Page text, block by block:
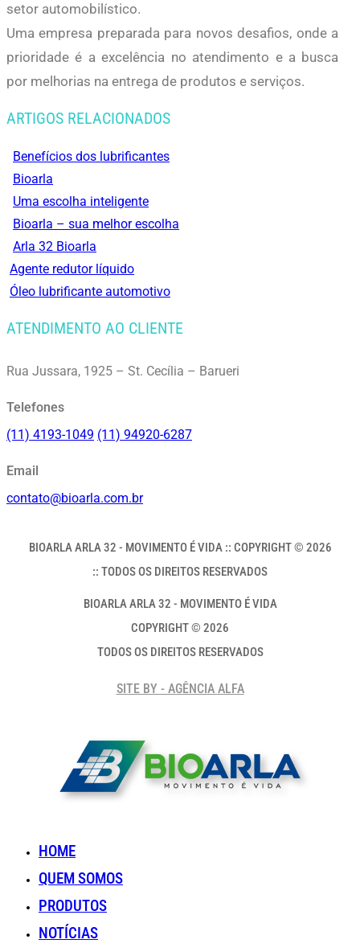
setor automobilístico.
Uma empresa preparada para novos desafios, onde a
prioridade é a excelência no atendimento e a busca
por melhorias na entrega de produtos e serviços.
ARTIGOS RELACIONADOS
Benefícios dos lubrificantes
Bioarla
Uma escolha inteligente
Bioarla – sua melhor escolha
Arla 32 Bioarla
Agente redutor líquido
Óleo lubrificante automotivo
ATENDIMENTO AO CLIENTE
Rua Jussara, 1925 – St. Cecília – Barueri
Telefones
(11) 4193-1049 (11) 94920-6287
Email
contato@bioarla.com.br
BIOARLA ARLA 32 - MOVIMENTO É VIDA :: COPYRIGHT © 2026
:: TODOS OS DIREITOS RESERVADOS
BIOARLA ARLA 32 - MOVIMENTO É VIDA
COPYRIGHT © 2026
TODOS OS DIREITOS RESERVADOS
SITE BY - AGÊNCIA ALFA
HOME
QUEM SOMOS
PRODUTOS
NOTÍCIAS